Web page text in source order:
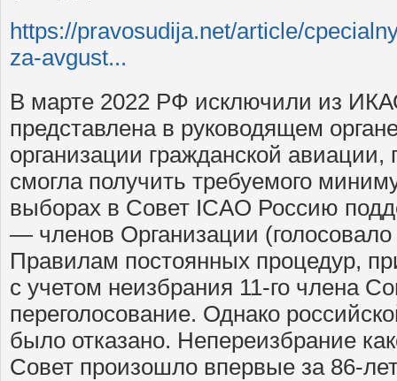
https://pravosudija.net/article/
za-avgust...
В марте 2022 РФ исключили из
представлена в руководящем
организации гражданской авиации,
смогла получить требуемого
выборах в Совет ICAO Россию
— членов Организации
Правилам постоянных процедур,
с учетом неизбрания 11-го члена
переголосование. Однако
было отказано. Непереизбрание
Совет произошло впервые за 86-